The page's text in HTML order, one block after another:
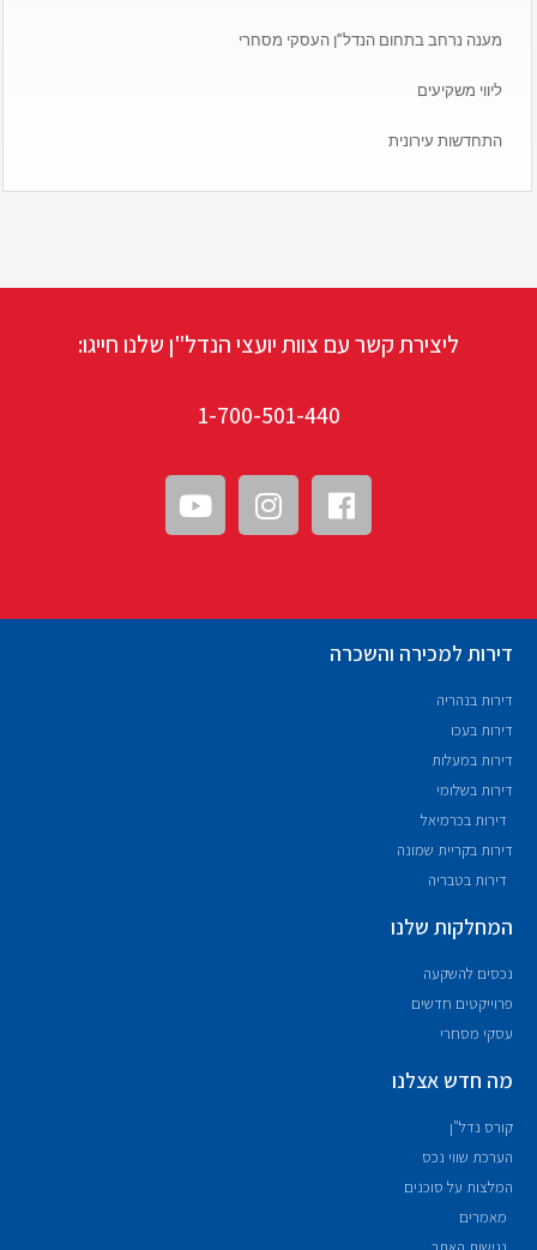
מענה נרחב בתחום הנדל”ן העסקי מסחרי
ליווי משקיעים
התחדשות עירונית
ליצירת קשר עם צוות יועצי הנדל"ן שלנו חייגו:
1-700-501-440
דירות למכירה והשכרה
דירות בנהריה
דירות בעכו
דירות במעלות
דירות בשלומי
דירות בכרמיאל
דירות בקריית שמונה
דירות בטבריה
המחלקות שלנו
נכסים להשקעה
פרוייקטים חדשים
עסקי מסחרי
מה חדש אצלנו
קורס נדל"ן
הערכת שווי נכס
המלצות על סוכנים
מאמרים